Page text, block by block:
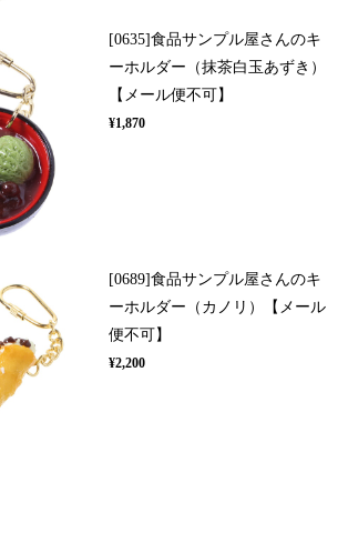
[0635]食品サンプル屋さんのキ
ーホルダー（抹茶白玉あずき）
【メール便不可】
¥1,870
[0689]食品サンプル屋さんのキ
ーホルダー（カノリ）【メール
便不可】
¥2,200